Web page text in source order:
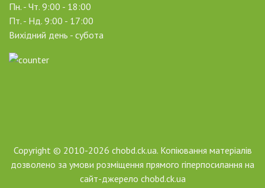
Пн. - Чт. 9:00 - 18:00
Пт. - Нд. 9:00 - 17:00
Вихідний день - субота
Copyright © 2010-2026 chobd.ck.ua. Копіювання матеріалів
дозволено за умови розміщення прямого гіперпосилання на
сайт-джерело chobd.ck.ua